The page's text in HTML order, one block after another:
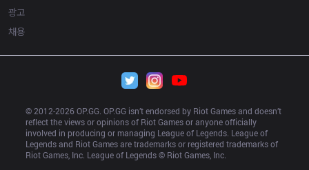
광고
채용
© 2012-2026 OP.GG. OP.GG isn’t endorsed by Riot Games and doesn’t
reflect the views or opinions of Riot Games or anyone officially
involved in producing or managing League of Legends. League of
Legends and Riot Games are trademarks or registered trademarks of
Riot Games, Inc. League of Legends © Riot Games, Inc.